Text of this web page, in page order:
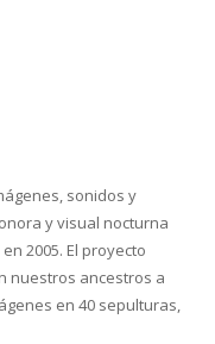
sonidos y
y visual nocturna
2005. El proyecto
nuestros ancestros a
en 40 sepulturas,